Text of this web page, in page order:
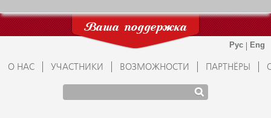
Ваша поддержка
О НАС УЧАСТНИКИ ВОЗМОЖНОСТИ ПАРТНЁРЫ